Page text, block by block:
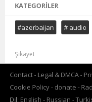
KATEGORILER
#azerbaijan # audio
Şikayet
Contact Legal & DMCA
Cookie Policy
donate
Dil: English Russian